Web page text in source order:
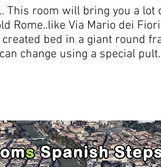
This room will bring you a
Rome..like Via Mario dei
bed in a giant round
change using a special